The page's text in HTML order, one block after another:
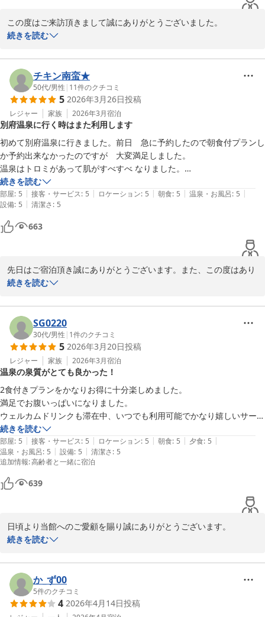
デラックスのオススメの手土産をサービスで頂いた。嬉しい！なかなか
良い宿でした。お金をかけない旅行ならここはとてもオススメです！！
この度はご来訪頂きまして誠にありがとうございました。
お風呂にもご満足頂けたようでありがとうございます。
対応をしました者たちにも伝えまして、日々のサービス維持、向上
の励みにさせて頂きます。
これからもより良いサービスをご提供できますよう一同精進して参
ります。
皆様のまたのお帰りを心よりお待ち申し上げております。
ゆとりろ別府　伊東
別府温泉 和モダン湯宿 ゆとりろ別府
2026-04-10
続きを読む
チキン南蛮★
50代/男性 | 11件のクチコミ
5 2026年3月26日投稿
レジャー 家族 2026年3月宿泊
別府温泉に行く時はまた利用します
初めて別府温泉に行きました。前日　急に予約したので朝食付プランし
か予約出来なかったのですが　大変満足しました。
温泉はトロミがあって肌がすべすべ なりました。
ミストシャワーも良かった。
布団は自分達で敷いて下さいとの事でしたが…
2種類の焼酎・黒豆麦茶・コーヒー　ココア・紅茶など夜10時から朝6
時以外はフリードリンク有りましたので飲み物代は節約できたし　朝食
も美味しいしで
続きを読む
部屋: 5 | 接客・サービス: 5 | ロケーション: 5 | 朝食: 5 | 温泉・お風呂: 5 |
設備: 5 | 清潔さ: 5
663
先日はご宿泊頂き誠にありがとうございます。また、この度はあり
がたい評価を賜り恐縮でございます。
ぽかするお湯でございます。
当館のスタッフへも高く評価して頂きありがとうございます。当日
対応をしました者たちにも伝えまして、今後も快適にくつろいで頂
けるように対応させて頂きます。
今後も皆様に非日常な空間をご満喫頂けます様に、清潔感にも細心
の注意を払いまして維持をして参ります。
また機会がございましたら、再度当館をご利用頂けましたら幸いで
ございます。
ゆとりろ別府　橋口
別府温泉 和モダン湯宿 ゆとりろ別府
2026-03-27
続きを読む
SG0220
30代/男性 | 1件のクチコミ
5 2026年3月20日投稿
レジャー 家族 2026年3月宿泊
温泉の泉質がとても良かった！
2食付きプランをかなりお得に十分楽しめました。
満足でお腹いっぱいになりました。
ウェルカムドリンクも滞在中、いつでも利用可能でかなり嬉しいサービ
スでした。
スタッフの皆さん、とても親切な印象的です。
また、機会があれば利用させていただきたいお宿の一つです。
本当にお世話になりました。
続きを読む
部屋: 5 | 接客・サービス: 5 | ロケーション: 5 | 朝食: 5 | 夕食: 5 |
温泉・お風呂: 5 | 設備: 5 | 清潔さ: 5
追加情報:高齢者と一緒に宿泊
639
日頃より当館へのご愛顧を賜り誠にありがとうございます。
身に余るお言葉を頂戴し、大変嬉しく思っております。
て頂き、スタッフ一同安堵しております。
今後ともお客様により満足して頂けるような施設づくりを目指し
て、サービス向上に努めて参ります。
皆様のまたのお帰りを心よりお待ち申し上げております。
続きを読む
か_ず00
5件のクチコミ
4 2026年4月14日投稿